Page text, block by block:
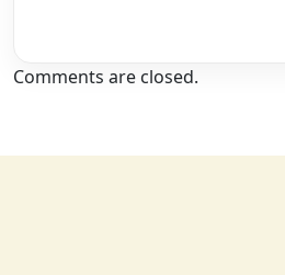
Comments are closed.